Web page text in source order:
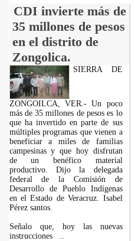
CDI invierte más de
35 millones de pesos
en el distrito de
Zongolica.
SIERRA DE
ZONGOILCA, VER.- Un poco
más de 35 millones de pesos es lo
que ha invertido en parte de sus
múltiples programas que vienen a
beneficiar a miles de familias
campesinas y que hoy disfrutan
de un benéfico material
productivo. Dijo la delegada
federal de la Comisión de
Desarrollo de Pueblo Indígenas
en el Estado de Veracruz. Isabel
Pérez santos.
Señalo que, hoy las nuevas
instrucciones